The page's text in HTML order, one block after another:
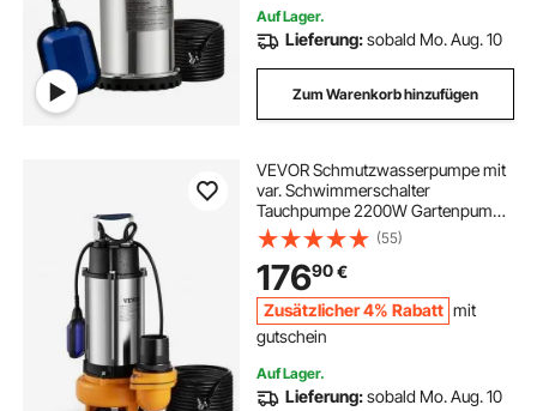
Auf Lager.
Lieferung:sobald Mo. Aug. 10
Zum Warenkorb hinzufügen
VEVOR Schmutzwasserpumpe mit
var. Schwimmerschalter
Tauchpumpe 2200W Gartenpumpe
Durchfluss 60000L/h
Schmutzwassertauchpumpe max.
Hub 18m Wasserpumpe IPX8 Ideal
zum Pumpen von Wasser
(55)
17690€
Zusätzlicher 4% Rabatt mit
gutschein
Auf Lager.
Lieferung:sobald Mo. Aug. 10